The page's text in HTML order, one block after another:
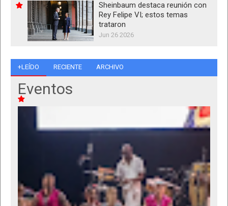
Sheinbaum destaca reunión con
Rey Felipe VI; estos temas
trataron
Jun 26 2026
+LEÍDO RECIENTE ARCHIVO
Eventos